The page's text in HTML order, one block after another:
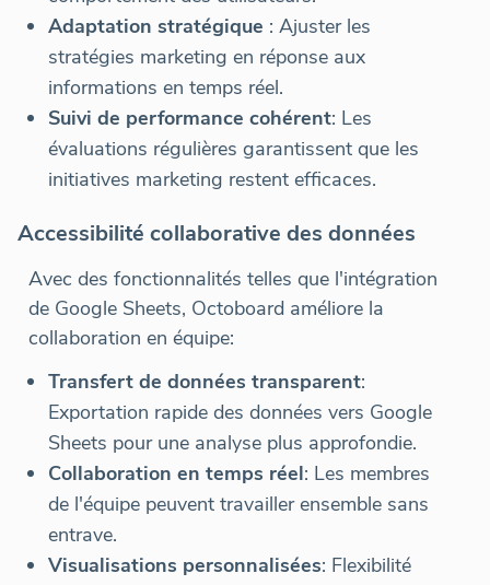
Adaptation stratégique : Ajuster les
stratégies marketing en réponse aux
informations en temps réel.
Suivi de performance cohérent: Les
évaluations régulières garantissent que les
initiatives marketing restent efficaces.
Accessibilité collaborative des données
Avec des fonctionnalités telles que l'intégration
de Google Sheets, Octoboard améliore la
collaboration en équipe:
Transfert de données transparent:
Exportation rapide des données vers Google
Sheets pour une analyse plus approfondie.
Collaboration en temps réel: Les membres
de l'équipe peuvent travailler ensemble sans
entrave.
Visualisations personnalisées: Flexibilité